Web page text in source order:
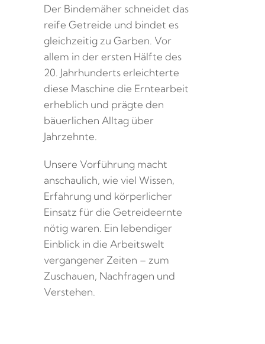
Der Bindemäher schneidet das
reife Getreide und bindet es
gleichzeitig zu Garben. Vor
allem in der ersten Hälfte des
20. Jahrhunderts erleichterte
diese Maschine die Erntearbeit
erheblich und prägte den
bäuerlichen Alltag über
Jahrzehnte.
Unsere Vorführung macht
anschaulich, wie viel Wissen,
Erfahrung und körperlicher
Einsatz für die Getreideernte
nötig waren. Ein lebendiger
Einblick in die Arbeitswelt
vergangener Zeiten – zum
Zuschauen, Nachfragen und
Verstehen.